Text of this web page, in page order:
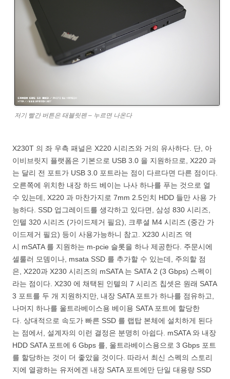
저기 빨간 버튼은 태블릿펜 – 누르면 나온다
X230T 의 좌 우측 패널은 X220 시리즈와 거의 유사하다. 단, 아
이비브릿지 플랫폼은 기본으로 USB 3.0 을 지원하므로, X220 과
는 달리 전 포트가 USB 3.0 포트라는 점이 다르다면 다른 점이다.
오른쪽에 위치한 내장 하드 베이는 나사 하나를 푸는 것으로 열
수 있는데, X220 과 마찬가지로 7mm 2.5인치 HDD 들만 사용 가
능하다. SSD 업그레이드를 생각하고 있다면, 삼성 830 시리즈,
인텔 320 시리즈 (가이드제거 필요), 크루셜 M4 시리즈 (중간 가
이드제거 필요) 등이 사용가능하니 참고. X230 시리즈 역
시 mSATA 를 지원하는 m-pcie 슬롯을 하나 제공한다. 주문시에
셀룰러 모뎀이나, msata SSD 를 추가할 수 있는데, 주의할 점
은, X220과 X230 시리즈의 mSATA 는 SATA 2 (3 Gbps) 스펙이
라는 점이다. X230 에 채택된 인텔의 7 시리즈 칩셋은 원래 SATA
3 포트를 두 개 지원하지만, 내장 SATA 포트가 하나를 점유하고,
나머지 하나를 울트라베이스용 베이용 SATA 포트에 할당한
다. 상대적으로 속도가 빠른 SSD 를 랩탑 본체에 설치하게 된다
는 점에서, 설계자의 이런 결정은 분명히 아쉽다. mSATA 와 내장
HDD SATA 포트에 6 Gbps 를, 울트라베이스용으로 3 Gbps 포트
를 할당하는 것이 더 좋았을 것이다. 따라서 최신 스펙의 스토리
지에 열광하는 유저에겐 내장 SATA 포트에만 단일 대용량 SSD